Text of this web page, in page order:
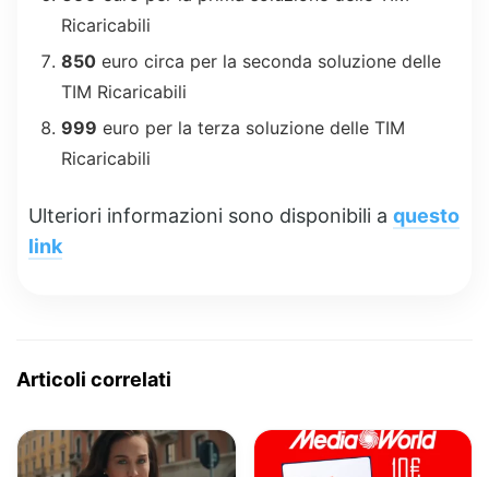
Ricaricabili
850 euro circa per la seconda soluzione delle
TIM Ricaricabili
999 euro per la terza soluzione delle TIM
Ricaricabili
Ulteriori informazioni sono disponibili a questo
link
Articoli correlati